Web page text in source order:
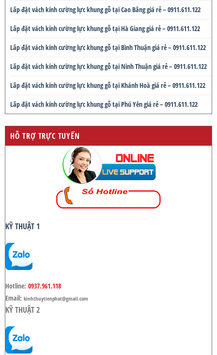
Lắp đặt vách kính cường lực khung gỗ tại Cao Bằng giá rẻ – 0911.611.122
Lắp đặt vách kính cường lực khung gỗ tại Hà Giang giá rẻ – 0911.611.122
Lắp đặt vách kính cường lực khung gỗ tại Bình Thuận giá rẻ – 0911.611.122
Lắp đặt vách kính cường lực khung gỗ tại Ninh Thuận giá rẻ – 0911.611.122
Lắp đặt vách kính cường lực khung gỗ tại Khánh Hoà giá rẻ – 0911.611.122
Lắp đặt vách kính cường lực khung gỗ tại Phú Yên giá rẻ – 0911.611.122
HỖ TRỢ TRỰC TUYẾN
KỸ THUẬT 1
Hotline: 0937.961.118
Email: kinhthuytienphat@gmail.com
KỸ THUẬT 2